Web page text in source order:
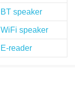
BT speaker
WiFi speaker
E-reader